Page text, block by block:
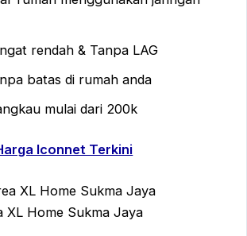
rendah & Tanpa LAG
batas di rumah anda
mulai dari 200k
Iconnet Terkini
XL Home Sukma Jaya